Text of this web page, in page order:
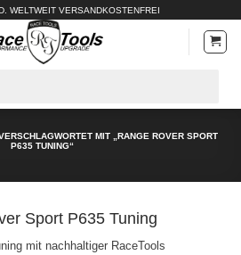
WELTWEIT VERSANDKOSTENFREI
MIT „RANGE ROVER SPORT
P635 TUNING“
Sport P635 Tuning
mit nachhaltiger RaceTools